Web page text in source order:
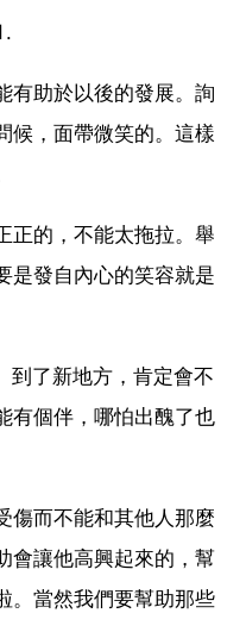
有助於以後的發展。詢
候，面帶微笑的。這樣
正的，不能太拖拉。舉
是發自內心的笑容就是
到了新地方，肯定會不
有個伴，哪怕出醜了也
傷而不能和其他人那麼
會讓他高興起來的，幫
。當然我們要幫助那些